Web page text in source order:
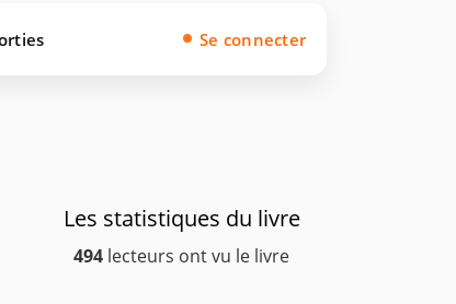
Se connecter
Les statistiques du livre
494 lecteurs ont vu le livre